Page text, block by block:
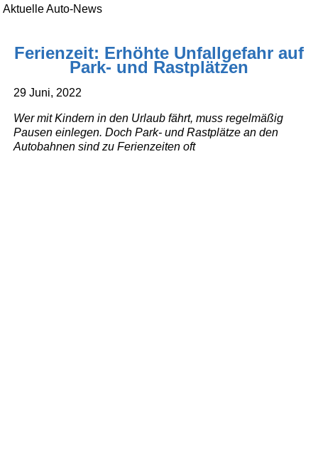
Aktuelle Auto-News
Ferienzeit: Erhöhte Unfallgefahr auf
Park- und Rastplätzen
29 Juni, 2022
Wer mit Kindern in den Urlaub fährt, muss regelmäßig
Pausen einlegen. Doch Park- und Rastplätze an den
Autobahnen sind zu Ferienzeiten oft